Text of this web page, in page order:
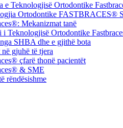
e Teknologjisë Ortodontike
Ortodontike FASTBRACES®
Mekanizmat tanë
i Teknologjisë Ortodontike
SHBA dhe e gjithë bota
gjuhë të tjera
çfarë thonë pacientët
& SME
rëndësishme